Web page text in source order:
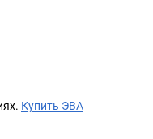
Купить ЭВА